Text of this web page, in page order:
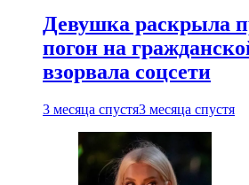
Девушка раскрыла
погон на
взорвала соцсети
3 месяца спустя3 месяца спустя